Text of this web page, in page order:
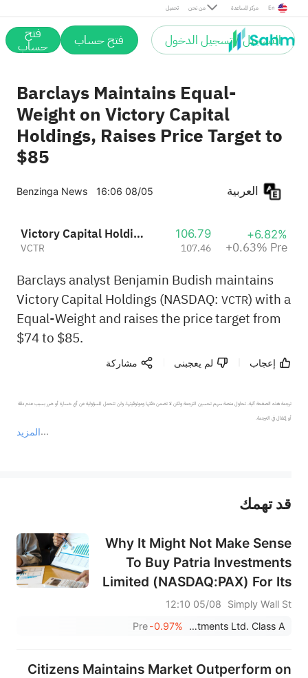
تحميل من نحن مركز المساعدة En
التسجيل / تسجيل الدخول فتح حساب فتح
حساب
Barclays Maintains Equal-
Weight on Victory Capital
Holdings, Raises Price Target to
$85
Benzinga News 16:06 08/05
Victory Capital Holdings, Inc. Class A
VCTR
106.79
107.46
+6.82%
+0.63% Pre
Barclays analyst Benjamin Budish maintains
Victory Capital Holdings (NASDAQ: VCTR) with a
Equal-Weight and raises the price target from
$74 to $85.
إعجاب لم يعجبنى مشاركة
المزيد
ترجمة هذه الصفحة آلية. تحاول منصة سهم تحسين الترجمة ولكن لا تضمن دقتها وموثوقيتها، ولن تتحمل المسؤولية عن أي خسارة أو ضرر بسبب عدم دقة
أو إغفال في الترجمة.
عند الضرورة، يرجى استشارة مستشار استثمار محترف. لا تقدم منصة سهم أي مشورة استثمارية، ولا تقدم أي التزامات أو ضمانات.
قد تهمك
Why It Might Not Make Sense
To Buy Patria Investments
Limited (NASDAQ:PAX) For Its
Upcoming Dividend
Simply Wall St
05/08 12:10
Patria Investments Ltd. Class A
-0.97%
Pre
Citizens Maintains Market Outperform on